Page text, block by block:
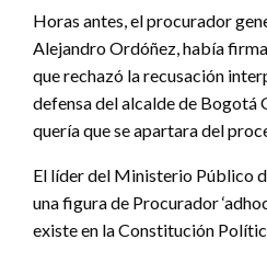
Horas antes, el procurador
Alejandro Ordóñez, había
que rechazó la recusación
defensa del alcalde de Bogotá
quería que se apartara del
El líder del Ministerio Público
una figura de Procurador
existe en la Constitución